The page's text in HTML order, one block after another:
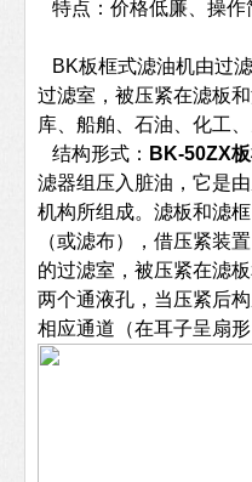
特点：价格低廉、操作
BK板框式滤油机由过
过滤室，被压紧在滤板
库、船舶、石油、化工
结构形式： BK-50ZX
滤器组压入脏油，它是
机构所组成。滤板和滤
（或滤布），借压紧装
的过滤室，被压紧在滤
两个通液孔，当压紧后
相应通道（在耳子呈扇